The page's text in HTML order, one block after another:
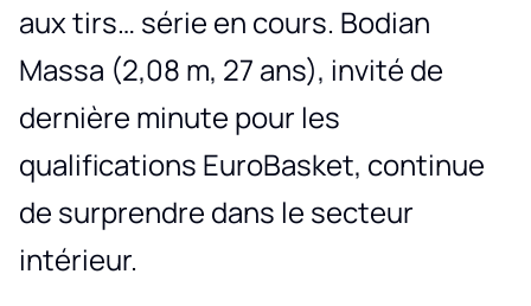
aux tirs… série en cours. Bodian
Massa (2,08 m, 27 ans), invité de
dernière minute pour les
qualifications EuroBasket, continue
de surprendre dans le secteur
intérieur.